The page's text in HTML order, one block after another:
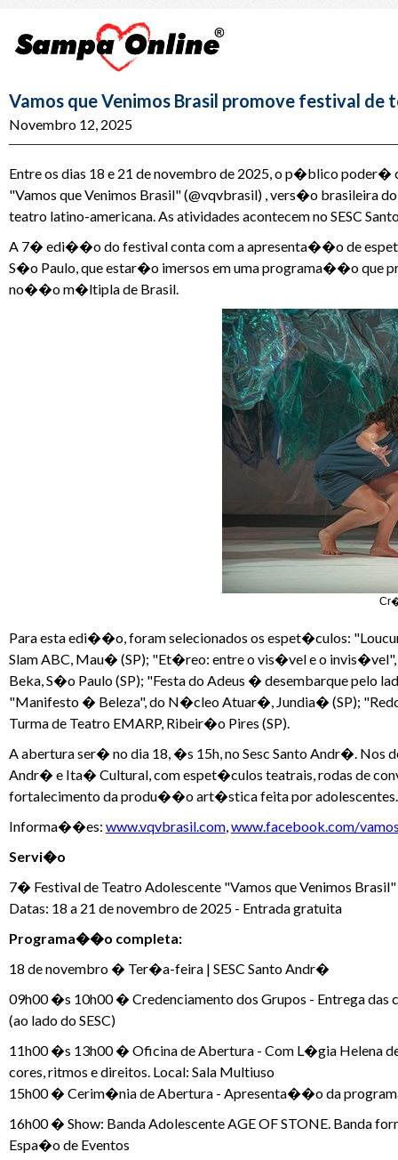
Vamos que Venimos Brasil promove festival
Novembro 12, 2025
Entre os dias 18 e 21 de novembro de 2025, o p�blico
"Vamos que Venimos Brasil" (@vqvbrasil) , vers�o brasileira
teatro latino-americana. As atividades acontecem no SESC
A 7� edi��o do festival conta com a apresenta��o de
S�o Paulo, que estar�o imersos em uma programa��o que
no��o m�ltipla de Brasil.
Para esta edi��o, foram selecionados os espet�culos:
Slam ABC, Mau� (SP); "Et�reo: entre o vis�vel e o
Beka, S�o Paulo (SP); "Festa do Adeus � desembarque pelo
"Manifesto � Beleza", do N�cleo Atuar�, Jundia� (SP);
Turma de Teatro EMARP, Ribeir�o Pires (SP).
A abertura ser� no dia 18, �s 15h, no Sesc Santo Andr�. Nos
Andr� e Ita� Cultural, com espet�culos teatrais, rodas de
fortalecimento da produ��o art�stica feita por adolescentes.
Informa��es: www.vqvbrasil.com,www.facebook.com/
Servi�o
7� Festival de Teatro Adolescente "Vamos que Venimos Brasil"
Datas: 18 a 21 de novembro de 2025 - Entrada gratuita
Programa��o completa:
18 de novembro � Ter�a-feira | SESC Santo Andr�
09h00 �s 10h00 � Credenciamento dos Grupos - Entrega
(ao lado do SESC)
11h00 �s 13h00 � Oficina de Abertura - Com L�gia Helena
cores, ritmos e direitos. Local: Sala Multiuso
15h00 � Cerim�nia de Abertura - Apresenta��o da
16h00 � Show: Banda Adolescente AGE OF STONE. Banda
Espa�o de Eventos